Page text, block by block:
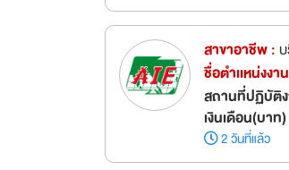
สาขาอาชีพ :
ชื่อตำเเหน่งงา
สถานที่ปฏิบัติ
เงินเดือน(บาท
2 วันที่แล้ว